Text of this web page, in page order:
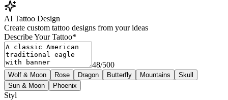
AI Tattoo Design
Create custom tattoo designs from your ideas
Describe Your Tattoo*
48/500
Wolf & Moon Rose Dragon Butterfly Mountains
Skull
Sun & Moon
Phoenix
Styl